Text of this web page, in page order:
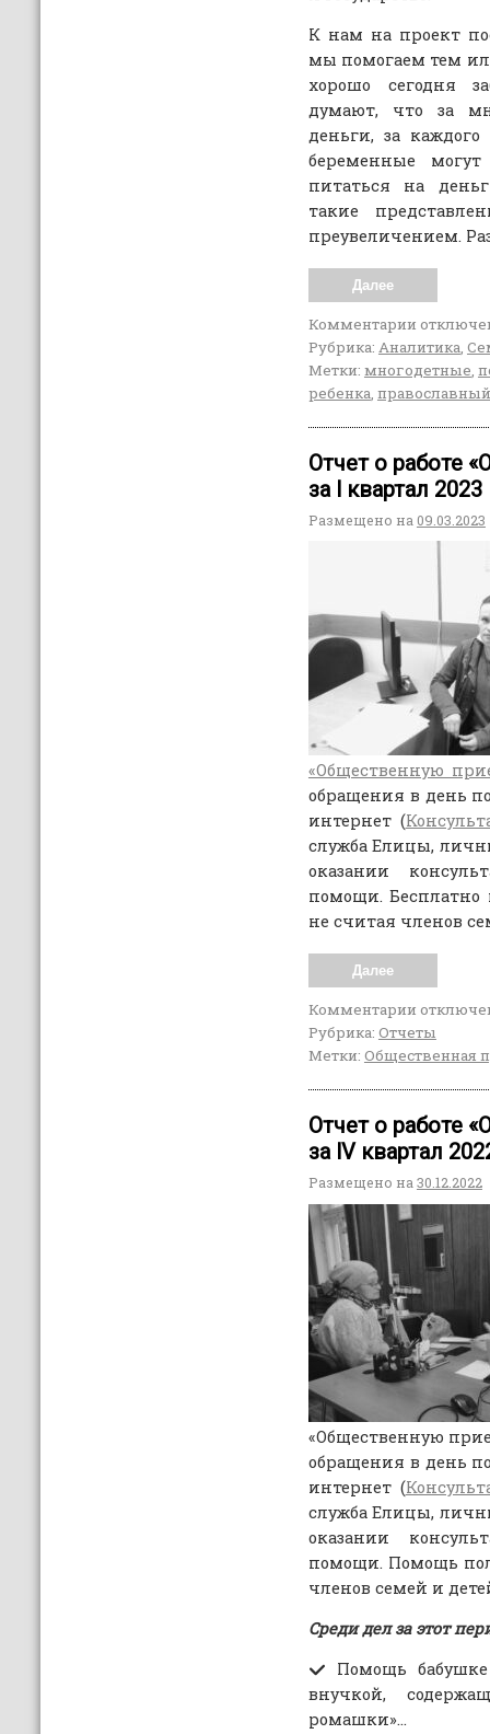
К нам на проект
мы помогаем тем
хорошо сегодня
думают, что за
деньги, за каждого
беременные
питаться на
такие
преувеличением.
Далее
Комментарии
Рубрика: Аналитика
Метки: многодетные
ребенка
Отчет о работе
за l квартал 2023
Размещено на 09.03.2023
«Общественную
обращения в день
интернет (
служба Елицы,
оказании
помощи.
не считая членов
Далее
Комментарии
Рубрика: Отчеты
Метки: Общественная
Отчет о работе
за lV квартал
Размещено на30.12.2022
«Общественную
обращения в день
интернет (
служба Елицы,
оказании
помощи. Помощь
членов семей и
Среди дел за этот
Помощь
внучкой,
ромашки»…